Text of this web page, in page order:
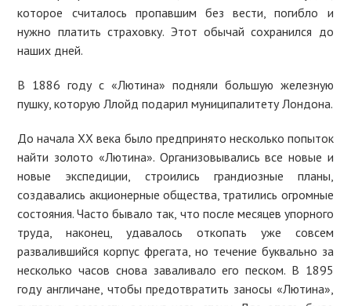
которое считалось пропавшим без вести, погибло и
нужно платить страховку. Этот обычай сохранился до
наших дней.
В 1886 году с «Лютина» подняли большую железную
пушку, которую Ллойд подарил муниципалитету Лондона.
До начала XX века было предпринято несколько попыток
найти золото «Лютина». Организовывались все новые и
новые экспедиции, строились грандиозные планы,
создавались акционерные общества, тратились огромные
состояния. Часто бывало так, что после месяцев упорного
труда, наконец, удавалось откопать уже совсем
развалившийся корпус фрегата, но течение буквально за
несколько часов снова заваливало его песком. В 1895
году англичане, чтобы предотвратить заносы «Лютина»,